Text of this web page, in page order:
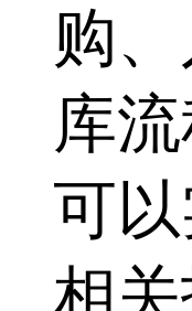
购
库
可
相